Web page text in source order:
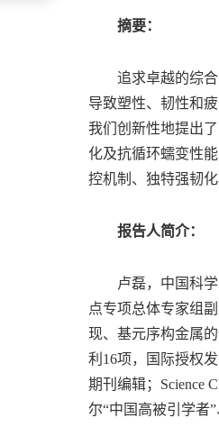
摘要：
追求卓越的综
导致塑性、韧性和
我们创新性地提出
化及抗循环蠕变性
控机制、独特强韧
报告人简介：
卢磊，中国科
点专项总体专家组
现、基元序构金属
利16项，国际授权
期刊编辑；Science
尔“中国高被引学者”